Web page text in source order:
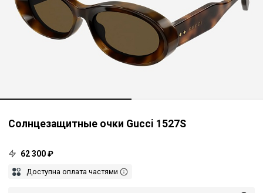
Солнцезащитные очки Gucci 1527S
62 300 ₽
Доступна оплата частями